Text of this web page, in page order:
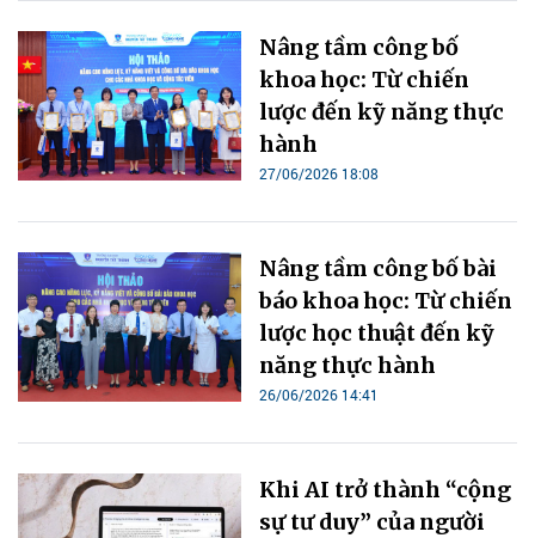
Nâng tầm công bố
khoa học: Từ chiến
lược đến kỹ năng thực
hành
27/06/2026 18:08
Nâng tầm công bố bài
báo khoa học: Từ chiến
lược học thuật đến kỹ
năng thực hành
26/06/2026 14:41
Khi AI trở thành “cộng
sự tư duy” của người